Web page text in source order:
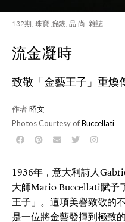
132期, 珠寶·腕錶, 品·尚, 雜誌
流金凝時
致敬「金藝王子」重煥
作者昭文
Photos Courtesy ofBuccellati
1936年，意大利詩人
大師Mario Buccellati賦
王子」。這項美譽致敬的
是一位將金藝發揮到極致